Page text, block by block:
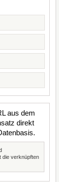
aus dem
direkt
die verknüpften